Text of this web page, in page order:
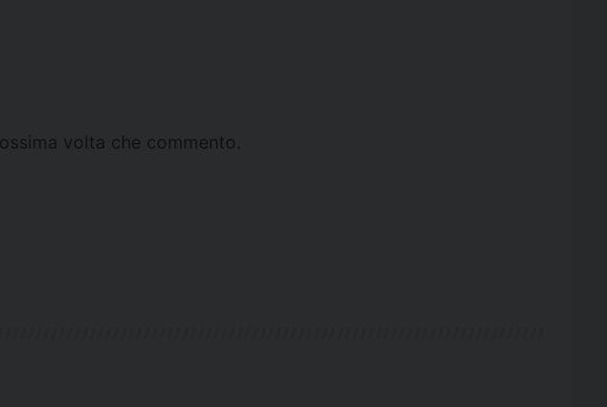
volta che commento.